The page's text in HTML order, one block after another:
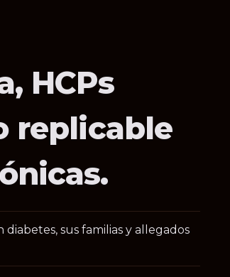
HCPs
replicable
sus familias y allegados